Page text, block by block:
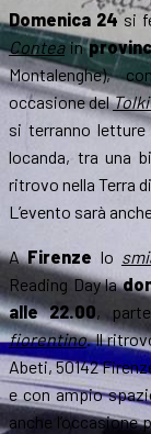
Domenica 24si
Conteain
Montalenghe),
occasione del
si terranno letture
locanda, tra una
ritrovo nella Terra
L’evento sarà
AFirenze lo
Reading Day la
alle 22.00,
fiorentino. Il
Abeti, 50142
e con ampio
anche l’occasione